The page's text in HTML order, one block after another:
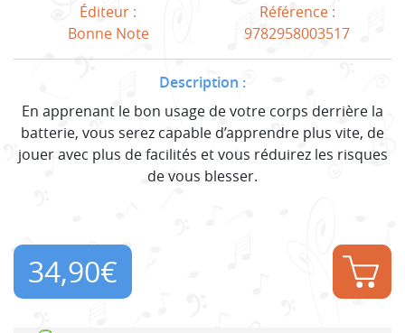
Éditeur :
Bonne Note
Référence :
9782958003517
Description :
En apprenant le bon usage de votre corps derrière la
batterie, vous serez capable d’apprendre plus vite, de
jouer avec plus de facilités et vous réduirez les risques
de vous blesser.
34,90€